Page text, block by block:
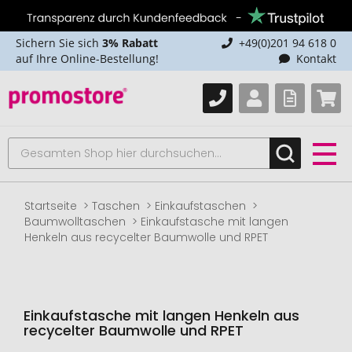
Sichern Sie sich 3% Rabatt
auf Ihre Online-Bestellung!
+49(0)201 94 618 0
Kontakt
Startseite Taschen
Einkaufstaschen
Baumwolltaschen
Einkaufstasche mit langen
Henkeln aus recycelter Baumwolle und RPET
Einkaufstasche mit langen Henkeln aus
recycelter Baumwolle und RPET